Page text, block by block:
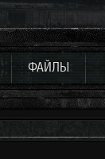
ФАЙЛЫ